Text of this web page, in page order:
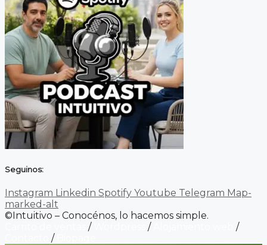
Seguinos:
Instagram Linkedin Spotify Youtube Telegram Map-
marked-alt
©Intuitivo – Conocénos, lo hacemos simple.
/ /
/
/